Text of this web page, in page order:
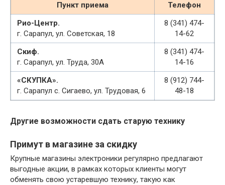
Пункт приема
Телефон
Рио-Центр.
г. Сарапул, ул. Советская, 18
8 (341) 474-
14-62
Скиф.
г. Сарапул, ул. Труда, 30А
8 (341) 474-
14-16
«СКУПКА».
г. Сарапул с. Сигаево, ул. Трудовая, 6
8 (912) 744-
48-18
Другие возможности сдать старую технику
Примут в магазине за скидку
Крупные магазины электроники регулярно предлагают
выгодные акции, в рамках которых клиенты могут
обменять свою устаревшую технику, такую как